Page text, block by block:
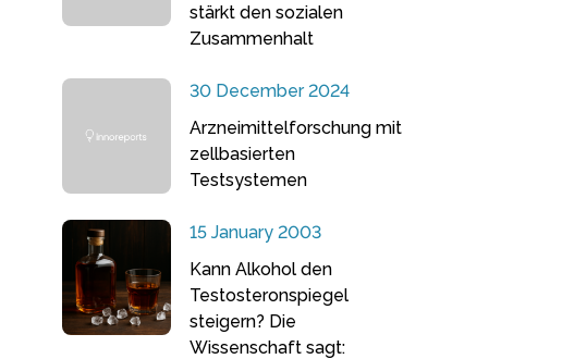
stärkt den sozialen
Zusammenhalt
30 December 2024
Arzneimittelforschung mit
zellbasierten
Testsystemen
15 January 2003
Kann Alkohol den
Testosteronspiegel
steigern? Die
Wissenschaft sagt: